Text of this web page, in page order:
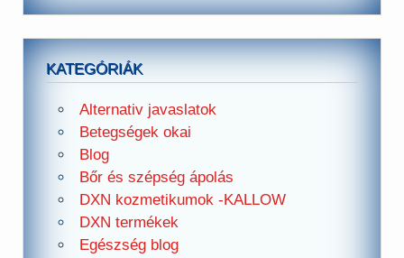
KATEGÓRIÁK
Alternativ javaslatok
Betegségek okai
Blog
Bőr és szépség ápolás
DXN kozmetikumok -KALLOW
DXN termékek
Egészség blog